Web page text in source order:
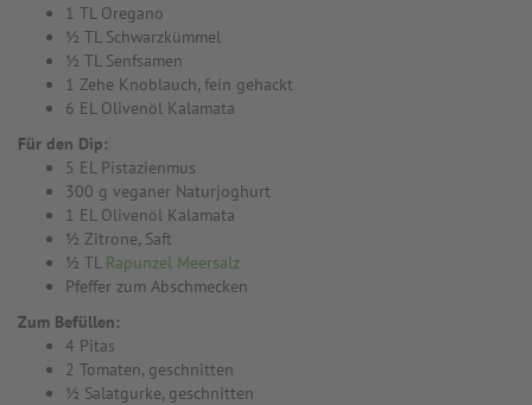
1 TL Oregano
½ TL Schwarzkümmel
½ TL Senfsamen
1 Zehe Knoblauch, fein gehackt
6 EL Olivenöl Kalamata
Für den Dip:
5 EL Pistazienmus
300 g veganer Naturjoghurt
1 EL Olivenöl Kalamata
½ Zitrone, Saft
½ TL Rapunzel Meersalz
Pfeffer zum Abschmecken
Zum Befüllen:
4 Pitas
2 Tomaten, geschnitten
½ Salatgurke, geschnitten